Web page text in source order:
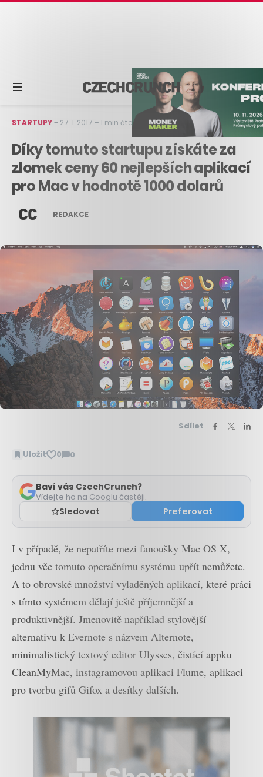
STARTUPY– 27. 1. 2017 –1 min čtení
Díky tomuto startupu získáte za
zlomek ceny 60 nejlepších aplikací
pro Mac v hodnotě 1000 dolarů
REDAKCE
Sdílet
Uložit 0 0
Zobrazit
Baví vás CzechCrunch?
Vídejte ho na Googlu častěji.
Sledovat Preferovat
I v případě, že nepatříte mezi fanoušky Mac OS X,
jednu věc tomuto operačnímu systému upřít nemůžete.
A to obrovské množství vyladěných aplikací, které práci
s tímto systémem dělají ještě příjemnější a
produktivnější. Jmenovitě například stylovější
alternativu k Evernote s názvem Alternote,
minimalistický textový editor Ulysses, čistící appku
CleanMyMac, instagramovou aplikaci Flume, aplikaci
pro tvorbu gifů Gifox a desítky dalších.